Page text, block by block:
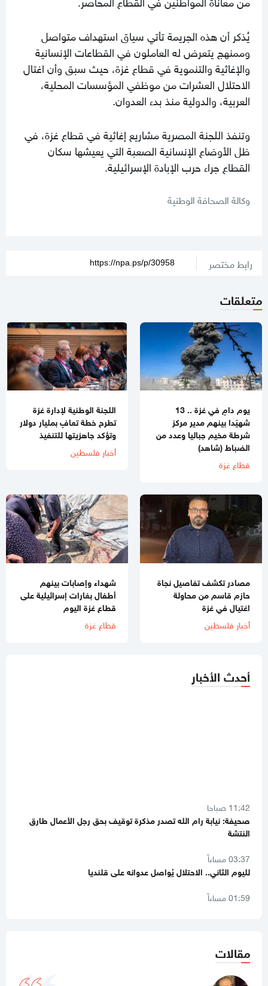
يُذكر أن هذه الجريمة تأتي سياق استهداف متواصل
وممنهج يتعرض له العاملون في القطاعات الإنسانية
والإغاثية والتنموية في قطاع غزة، حيث سبق وأن اغتال
الاحتلال العشرات من موظفي المؤسسات المحلية،
العربية، والدولية منذ بدء العدوان.
وتنفذ اللجنة المصرية مشاريع إغاثية في قطاع غزة، في
ظل الأوضاع الإنسانية الصعبة التي يعيشها سكان
القطاع جراء حرب الإبادة الإسرائيلية.
وكالة الصحافة الوطنية
رابط مختصر
متعلقات
يوم دامٍ في غزة .. 13
شهيًدا بينهم مدير مركز
شرطة مخيم جباليا وعدد من
الضباط (شاهد)
قطاع غزة
اللجنة الوطنية لإدارة غزة
تطرح خطة تعافٍ بمليار دولار
وتؤكد جاهزيتها للتنفيذ
أخبار فلسطين
مصادر تكشف تفاصيل نجاة
حازم قاسم من محاولة
اغتيال في غزة
أخبار فلسطين
شهداء وإصابات بينهم
أطفال بغارات إسرائيلية على
قطاع غزة اليوم
قطاع غزة
أحدث الأخبار
صحيفة: نيابة رام الله تصدر مذكرة توقيف بحق رجل الأعمال طارق
النتشة
03:37 مساءاً
لليوم الثاني.. الاحتلال يُواصل عدوانه على قلنديا
01:59 مساءاً
8 دول عربية وإسلامية تصدر بيانا مشتركا بشأن غزة
11:12 صباحا
مقالات